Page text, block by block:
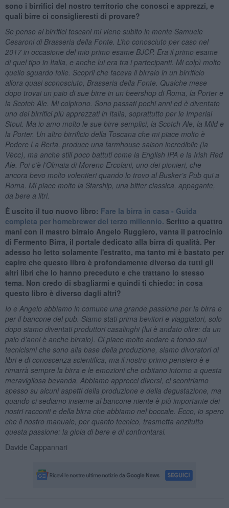
sono i birrifici del nostro territorio che conosci e apprezzi, e
quali birre ci consiglieresti di provare?
Se penso ai birrifici toscani mi viene subito in mente Samuele
Cesaroni di Brasseria della Fonte. L’ho conosciuto per caso nel
2017 in occasione del mio primo esame BJCP. Era il primo esame
di quel tipo in Italia, e anche lui era tra i partecipanti. Mi colpì molto
quello sguardo folle. Scoprii che faceva il birraio in un birrificio
allora quasi sconosciuto, Brasseria della Fonte. Qualche mese
dopo trovai un paio di sue birre in un beershop di Roma, la Porter e
la Scotch Ale. Mi colpirono. Sono passati pochi anni ed è diventato
uno dei birrifici più apprezzati in Italia, soprattutto per le Imperial
Stout. Ma io amo molto le sue birre semplici, la Scotch Ale, la Mild e
la Porter. Un altro birrificio della Toscana che mi piace molto è
Podere La Berta, produce una farmhouse saison incredibile (la
Vècc), ma anche stili poco battuti come la English IPA e la Irish Red
Ale. Poi c’è l’Olmaia di Moreno Ercolani, uno dei pionieri, che
ancora bevo molto volentieri quando lo trovo al Busker’s Pub qui a
Roma. Mi piace molto la Starship, una bitter classica, appagante,
da bere a litri.
È uscito il tuo nuovo libro: Fare la birra in casa - Guida
completa per homebrewer del terzo millennio. Scritto a quattro
mani con il mastro birraio Angelo Ruggiero, vanta il patrocinio
di Fermento Birra, il portale dedicato alla birra di qualità. Per
adesso ho letto solamente l'estratto, ma tanto mi è bastato per
capire che questo libro è profondamente diverso da tutti gli
altri libri che lo hanno preceduto e che trattano lo stesso
tema. Non credo di sbagliarmi e quindi ti chiedo: in cosa
questo libro è diverso dagli altri?
Io e Angelo abbiamo in comune una grande passione per la birra e
per il bancone del pub. Siamo stati prima bevitori e viaggiatori, solo
dopo siamo diventati produttori casalinghi (lui è andato oltre: da un
paio d’anni è anche birraio). Ci piace molto andare a fondo sui
tecnicismi che sono alla base della produzione, siamo divoratori di
libri e di conoscenza scientifica, ma il nostro primo pensiero è e
rimarrà sempre la birra e le emozioni che orbitano intorno a questa
meravigliosa bevanda. Abbiamo approcci diversi, ci scontriamo
spesso su alcuni aspetti della produzione e della degustazione, ma
quando ci sediamo insieme al bancone niente è più importante dei
nostri racconti e della birra che abbiamo nel boccale. Ecco, io spero
che il nostro manuale, per quanto tecnico, trasmetta anzitutto
questa passione: la gioia di bere e di confrontarsi.
Davide Cappannari